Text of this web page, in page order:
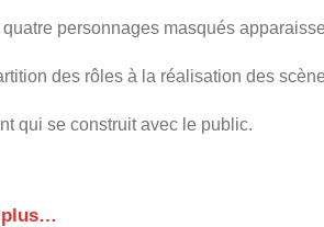
personnages masqués
des rôles à la réalisation des
qui se construit avec le public.
plus…